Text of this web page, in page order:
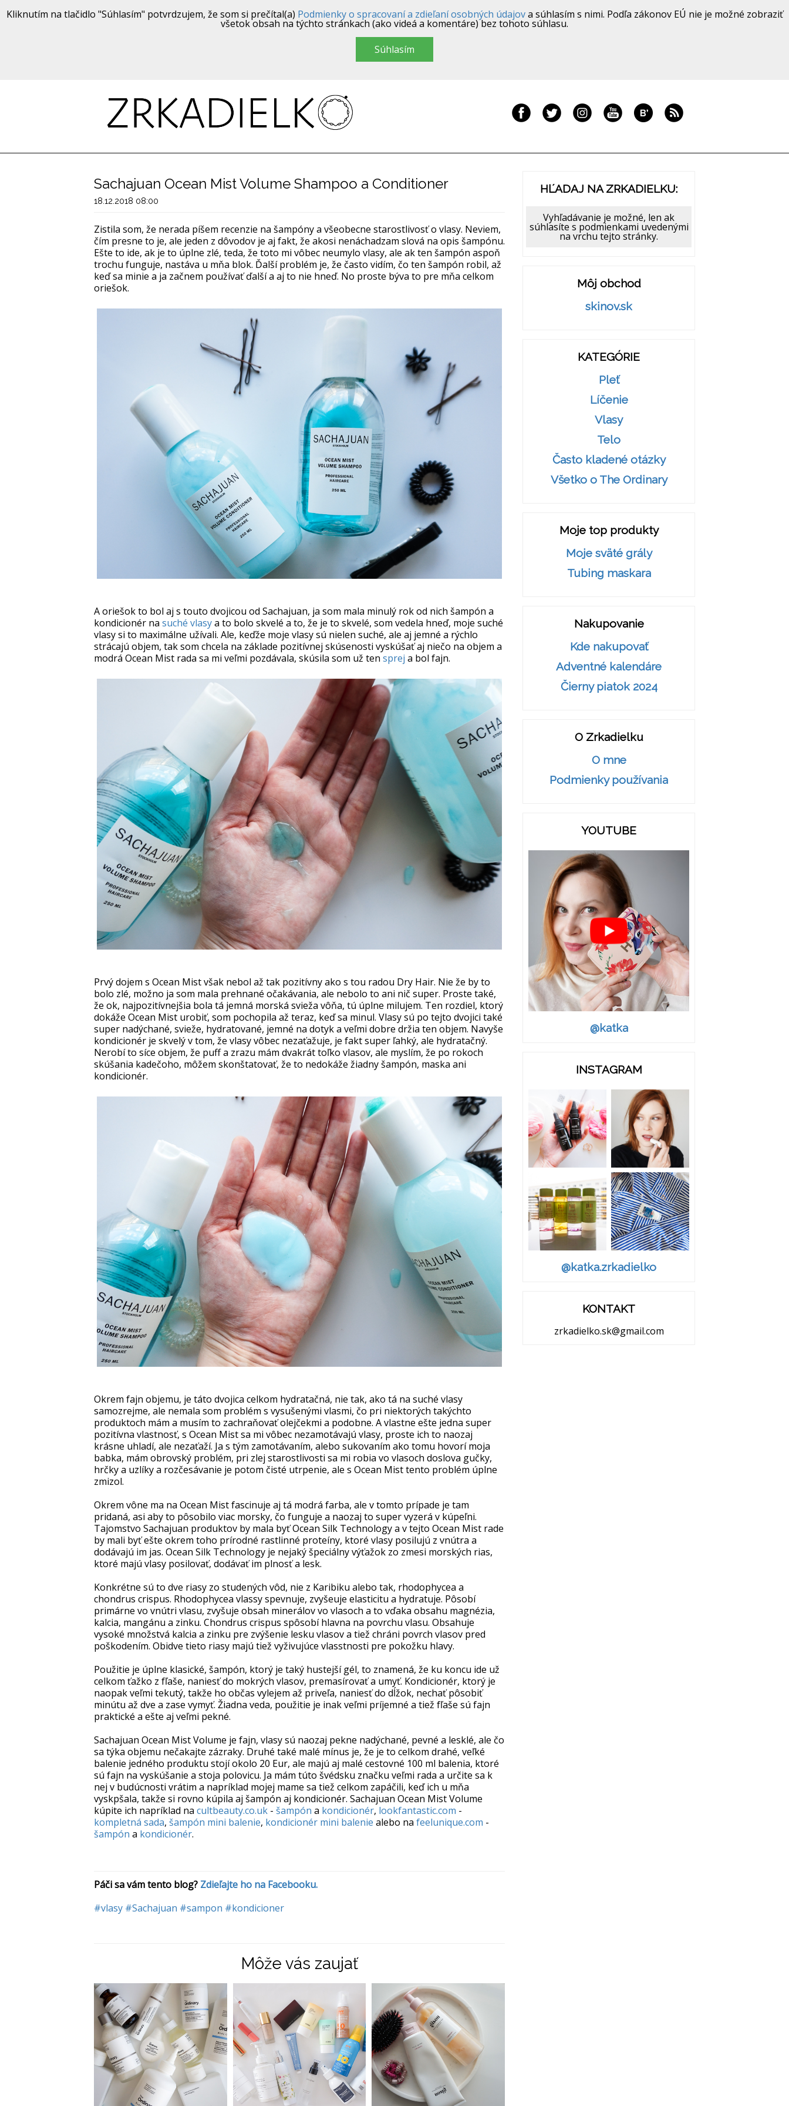
Kliknutím na tlačidlo "Súhlasím" potvrdzujem, že som si prečítal(a) Podmienky o spracovaní a zdieľaní osobných údajova súhlasím s nimi. Podľa zákonov EÚ nie je možné zobraziť
všetok obsah na týchto stránkach (ako videá a komentáre) bez tohoto súhlasu.
Súhlasím
Sachajuan Ocean Mist Volume Shampoo a Conditioner
18.12.2018 08:00
Zistila som, že nerada píšem recenzie na šampóny a všeobecne starostlivosť o vlasy. Neviem,
čím presne to je, ale jeden z dôvodov je aj fakt, že akosi nenáchadzam slová na opis šampónu.
Ešte to ide, ak je to úplne zlé, teda, že toto mi vôbec neumylo vlasy, ale ak ten šampón aspoň
trochu funguje, nastáva u mňa blok. Ďalší problém je, že často vidím, čo ten šampón robil, až
keď sa minie a ja začnem používať ďalší a aj to nie hneď. No proste býva to pre mňa celkom
oriešok.
A oriešok to bol aj s touto dvojicou od Sachajuan, ja som mala minulý rok od nich šampón a
kondicionér na suché vlasya to bolo skvelé a to, že je to skvelé, som vedela hneď, moje suché
vlasy si to maximálne užívali. Ale, keďže moje vlasy sú nielen suché, ale aj jemné a rýchlo
strácajú objem, tak som chcela na základe pozitívnej skúsenosti vyskúšať aj niečo na objem a
modrá Ocean Mist rada sa mi veľmi pozdávala, skúsila som už ten sprej a bol fajn.
Prvý dojem s Ocean Mist však nebol až tak pozitívny ako s tou radou Dry Hair. Nie že by to
bolo zlé, možno ja som mala prehnané očakávania, ale nebolo to ani nič super. Proste také,
že ok, najpozitívnejšia bola tá jemná morská svieža vôňa, tú úplne milujem. Ten rozdiel, ktorý
dokáže Ocean Mist urobiť, som pochopila až teraz, keď sa minul. Vlasy sú po tejto dvojici také
super nadýchané, svieže, hydratované, jemné na dotyk a veľmi dobre držia ten objem. Navyše
kondicionér je skvelý v tom, že vlasy vôbec nezaťažuje, je fakt super ľahký, ale hydratačný.
Nerobí to síce objem, že puff a zrazu mám dvakrát toľko vlasov, ale myslím, že po rokoch
skúšania kadečoho, môžem skonštatovať, že to nedokáže žiadny šampón, maska ani
kondicionér.
Okrem fajn objemu, je táto dvojica celkom hydratačná, nie tak, ako tá na suché vlasy
samozrejme, ale nemala som problém s vysušenými vlasmi, čo pri niektorých takýchto
produktoch mám a musím to zachraňovať olejčekmi a podobne. A vlastne ešte jedna super
pozitívna vlastnosť, s Ocean Mist sa mi vôbec nezamotávajú vlasy, proste ich to naozaj
krásne uhladí, ale nezaťaží. Ja s tým zamotávaním, alebo sukovaním ako tomu hovorí moja
babka, mám obrovský problém, pri zlej starostlivosti sa mi robia vo vlasoch doslova gučky,
hrčky a uzlíky a rozčesávanie je potom čisté utrpenie, ale s Ocean Mist tento problém úplne
zmizol.
Okrem vône ma na Ocean Mist fascinuje aj tá modrá farba, ale v tomto prípade je tam
pridaná, asi aby to pôsobilo viac morsky, čo funguje a naozaj to super vyzerá v kúpeľni.
Tajomstvo Sachajuan produktov by mala byť Ocean Silk Technology a v tejto Ocean Mist rade
by mali byť ešte okrem toho prírodné rastlinné proteíny, ktoré vlasy posilujú z vnútra a
dodávajú im jas. Ocean Silk Technology je nejaký špeciálny výťažok zo zmesi morských rias,
ktoré majú vlasy posilovať, dodávať im plnosť a lesk.
Konkrétne sú to dve riasy zo studených vôd, nie z Karibiku alebo tak, rhodophycea a
chondrus crispus. Rhodophycea vlassy spevnuje, zvyšeuje elasticitu a hydratuje. Pôsobí
primárne vo vnútri vlasu, zvyšuje obsah minerálov vo vlasoch a to vďaka obsahu magnézia,
kalcia, mangánu a zinku. Chondrus crispus spôsobí hlavna na povrchu vlasu. Obsahuje
vysoké množstvá kalcia a zinku pre zvýšenie lesku vlasov a tiež chráni povrch vlasov pred
poškodením. Obidve tieto riasy majú tiež vyživujúce vlasstnosti pre pokožku hlavy.
Použitie je úplne klasické, šampón, ktorý je taký hustejší gél, to znamená, že ku koncu ide už
celkom ťažko z fľaše, naniesť do mokrých vlasov, premasírovať a umyť. Kondicionér, ktorý je
naopak veľmi tekutý, takže ho občas vylejem až priveľa, naniesť do dĺžok, nechať pôsobiť
minútu až dve a zase vymyť. Žiadna veda, použitie je inak veľmi príjemné a tiež fľaše sú fajn
praktické a ešte aj veľmi pekné.
Sachajuan Ocean Mist Volume je fajn, vlasy sú naozaj pekne nadýchané, pevné a lesklé, ale čo
sa týka objemu nečakajte zázraky. Druhé také malé mínus je, že je to celkom drahé, veľké
balenie jedného produktu stojí okolo 20 Eur, ale majú aj malé cestovné 100 ml balenia, ktoré
sú fajn na vyskúšanie a stoja polovicu. Ja mám túto švédsku značku veľmi rada a určite sa k
nej v budúcnosti vrátim a napríklad mojej mame sa tiež celkom zapáčili, keď ich u mňa
vyskpšala, takže si rovno kúpila aj šampón aj kondicionér. Sachajuan Ocean Mist Volume
kúpite ich napríklad na cultbeauty.co.uk - šampón a kondicionér, lookfantastic.com -
kompletná sada, šampón mini balenie, kondicionér mini balenie alebo na feelunique.com -
šampón a kondicionér.
Páči sa vám tento blog? Zdieľajte ho na Facebooku.
#vlasy #Sachajuan #sampon #kondicioner
Môže vás zaujať
HĽADAJ NA ZRKADIELKU:
Vyhľadávanie je možné, len ak
súhlasíte s podmienkami uvedenými
na vrchu tejto stránky.
Môj obchod
skinov.sk
KATEGÓRIE
Pleť
Líčenie
Vlasy
Telo
Často kladené otázky
Všetko o The Ordinary
Moje top produkty
Moje sväté grály
Tubing maskara
Nakupovanie
Kde nakupovať
Adventné kalendáre
Čierny piatok 2024
O Zrkadielku
O mne
Podmienky používania
YOUTUBE
@katka
INSTAGRAM
@katka.zrkadielko
KONTAKT
zrkadielko.sk@gmail.com